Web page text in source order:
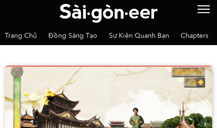
Trang Chủ Đồng Sáng Tạo Sự Kiện Quanh Bạn Chapters